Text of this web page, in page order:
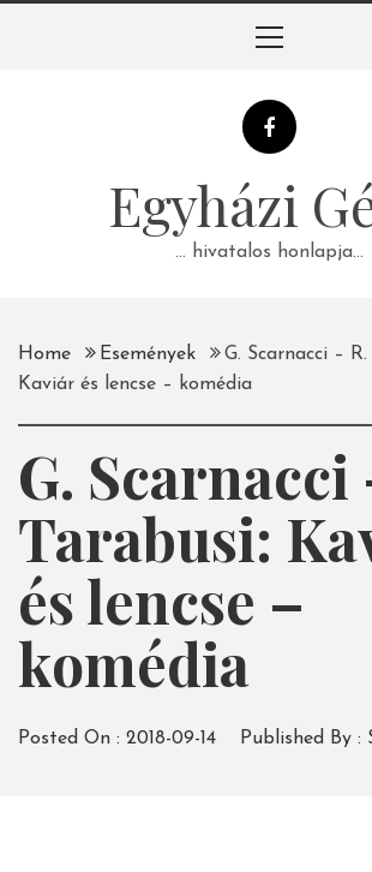
Egyházi
… hivatalos honlapja…
Home Események
G. Scarnacci –
Kaviár és lencse – komédia
G. Scarnacci
Tarabusi:
és lencse –
komédia
Posted On : 2018-09-14 Published By :